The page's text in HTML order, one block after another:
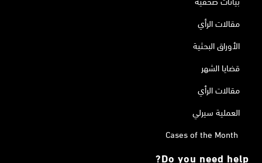
مقالات الرأي
الأوراق البحثية
قضايا الشهر
مقالات الرأي
العملية سيرلي
Cases of the Month
Do you need help?